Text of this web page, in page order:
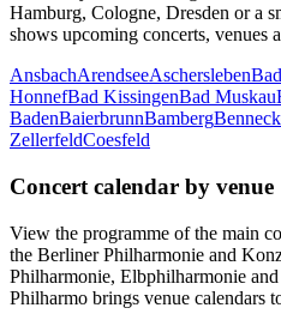
Hamburg, Cologne, Dresden or a
shows upcoming concerts, venues
AnsbachArendseeAschersleben
HonnefBad KissingenBad Muskau
BadenBaierbrunnBamberg
ZellerfeldCoesfeld
Concert calendar by venue
View the programme of the main
the Berliner Philharmonie and
Philharmonie, Elbphilharmonie
Philharmo brings venue calendars